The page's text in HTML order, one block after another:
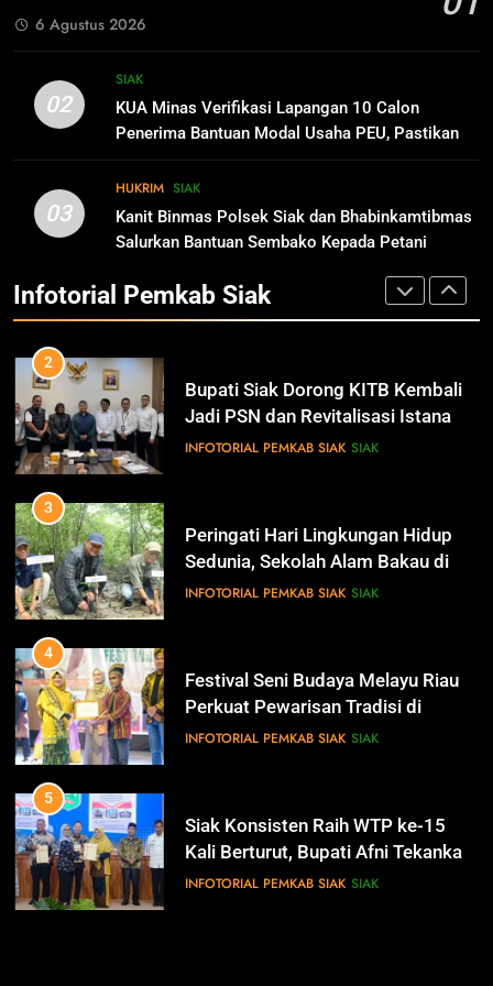
10
Mengucapkan Tahniah Hari Jadi
Kabupaten Siak Ke-25 Tahun
IKLAN SIAK
11
Hari Jadi Kabupaten Siak ke- 25
Tahun
Suara Aspirasi.com Mengucapkan
Selamat HUT RI Ke-79
IKLAN
Mengucapkan Dirgahayu RI Ke- 79
IKLAN
Bengkalis Ke- 512
IKLAN
Hari Bakti Adhyaksa
IKLAN
6 Agustus 2026
02
SIAK
KUA Minas Verifikasi Lapangan 10 Calon
Penerima Bantuan Modal Usaha PEU, Pastikan
Tepat Sasaran
03
HUKRIM SIAK
Kanit Binmas Polsek Siak dan Bhabinkamtibmas
Salurkan Bantuan Sembako Kepada Petani
Infotorial Pemkab Siak
Sekda Arfan; Mari Jadikan
Rasulullah Suri Tauladan Umat
INFOTORIAL PEMKAB SIAK
1
Pemkab Siak Manfaatkan Lahan
Tidur Jadi Produktif Dorong PAD
dan Kesejahteraan Warga
INFOTORIAL PEMKAB SIAK
2
Bupati Siak Dorong KITB Kembali
Jadi PSN dan Revitalisasi Istana
Kesultanan Siak
INFOTORIAL PEMKAB SIAK SIAK
3
Peringati Hari Lingkungan Hidup
Sedunia, Sekolah Alam Bakau di
Siak Cetak Generasi Penjaga
INFOTORIAL PEMKAB SIAK SIAK
4
Festival Seni Budaya Melayu Riau
Perkuat Pewarisan Tradisi di
Negeri Istana
INFOTORIAL PEMKAB SIAK SIAK
5
Siak Konsisten Raih WTP ke-15
Kali Berturut, Bupati Afni Tekankan
Penguatan Tata Kelola Keuangan
INFOTORIAL PEMKAB SIAK SIAK